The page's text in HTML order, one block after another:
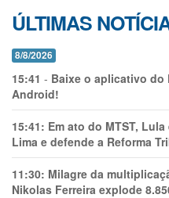
ÚLTIMAS
8/8/2026
15:41 - Baixe o aplicativo do
Android!
15:41: Em ato do MTST,
Lima e defende a Reforma
11:30: Milagre da
Nikolas Ferreira explode